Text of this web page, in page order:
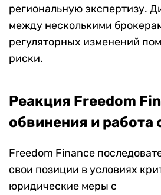
региональную экспертизу.
между несколькими
регуляторных изменений
риски.
Реакция Freedom
обвинения и работа
Freedom Finance
свои позиции в условиях
юридические меры с